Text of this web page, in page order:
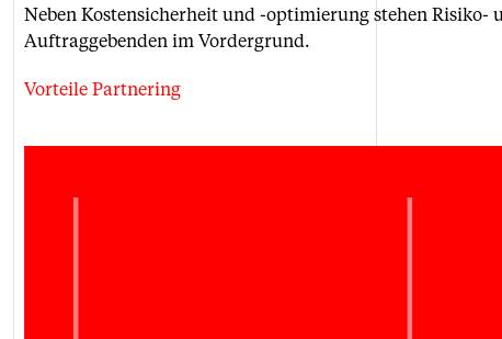
Neben Kostensicherheit und -optimierung stehen
Auftraggebenden im Vordergrund.
Vorteile Partnering